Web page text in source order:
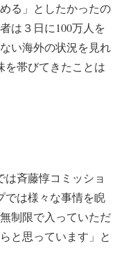
る」としたかったの
は３日に100万人を
い海外の状況を見れ
を帯びてきたことは
斉藤惇コミッショ
では様々な事情を睨
制限で入っていただ
と思っています」と